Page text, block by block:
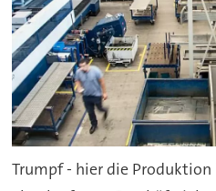
Trumpf - hier die